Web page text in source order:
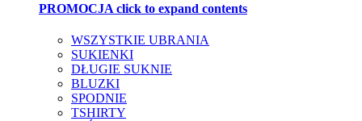
PROMOCJA click to expand contents
WSZYSTKIE UBRANIA
SUKIENKI
DŁUGIE SUKNIE
BLUZKI
SPODNIE
TSHIRTY